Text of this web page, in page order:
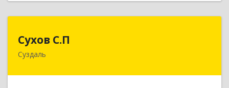
Сухов С.П
Суздаль